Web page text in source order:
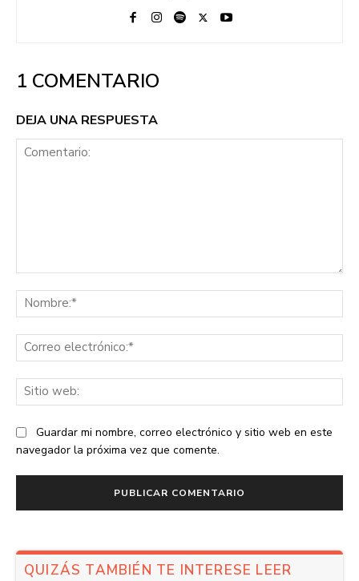
1 COMENTARIO
DEJA UNA RESPUESTA
Guardar mi nombre, correo electrónico y sitio web en este
navegador la próxima vez que comente.
QUIZÁS TAMBIÉN TE INTERESE LEER